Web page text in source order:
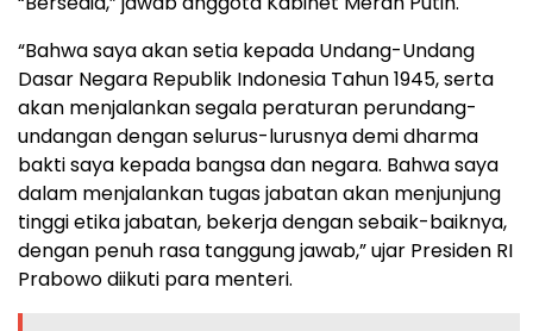
“Bahwa saya akan setia kepada Undang-Undang
Dasar Negara Republik Indonesia Tahun 1945, serta
akan menjalankan segala peraturan perundang-
undangan dengan selurus-lurusnya demi dharma
bakti saya kepada bangsa dan negara. Bahwa saya
dalam menjalankan tugas jabatan akan menjunjung
tinggi etika jabatan, bekerja dengan sebaik-baiknya,
dengan penuh rasa tanggung jawab,” ujar Presiden RI
Prabowo diikuti para menteri.